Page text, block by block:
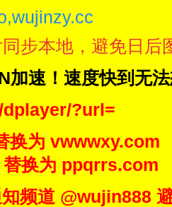
步本地，避免日后
加速！速度快到无法
?url=
换为 vwwwxy.com
换为 ppqrrs.com
频道 @wujin888